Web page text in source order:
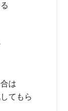
は
てもら